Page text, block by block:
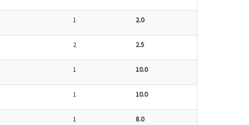
1 2.0
2 2.5
1 10.0
1 10.0
1 8.0